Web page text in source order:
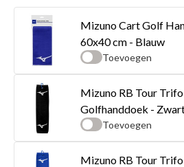
Mizuno Cart Golf
60x40 cm - Blauw
Toevoegen
Mizuno RB Tour
Golfhanddoek -
Toevoegen
Mizuno RB Tour